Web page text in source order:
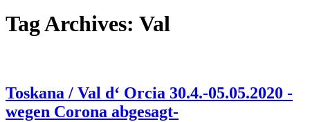
Tag Archives: Val
Toskana / Val d‘ Orcia 30.4.-05.05.2020 -
wegen Corona abgesagt-